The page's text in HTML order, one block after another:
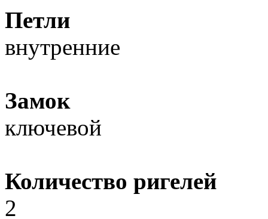
Петли
внутренние
Замок
ключевой
Количество ригелей
2